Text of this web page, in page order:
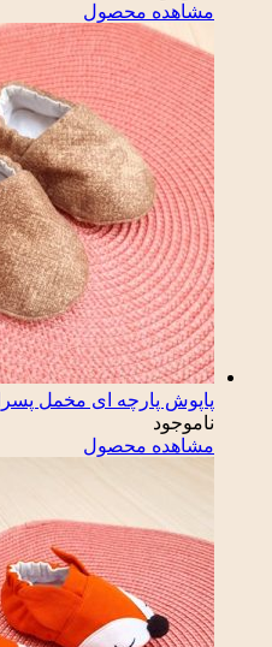
مشاهده محصول
پاپوش پارچه ای مخمل
ناموجود
مشاهده محصول